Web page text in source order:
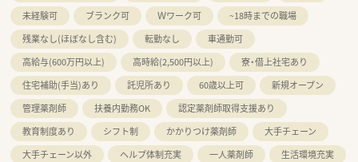
未経験可
ブランク可 Ｗワーク可
~18時までの職場
残業なし(ほぼなし含む)
転勤なし
車通勤可
高給与(600万円以上)
高時給(2,500円以上)
寮・借上社宅あり
住宅補助(手当)あり
託児所あり 60歳以上可
新規オープン
管理薬剤師
扶養内勤務OK
認定薬剤師取得支援あり
教育制度あり
シフト制 かかりつけ薬剤師
大手チェーン
大手チェーン以外
ヘルプ体制充実 一人薬剤師
生活環境充実